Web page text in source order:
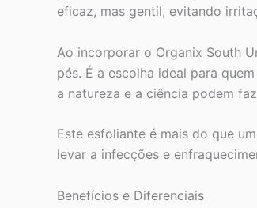
eficaz, mas gentil, evitando
Ao incorporar o Organix South
pés. É a escolha ideal para
a natureza e a ciência podem
Este esfoliante é mais do que
levar a infecções e
Benefícios e Diferenciais